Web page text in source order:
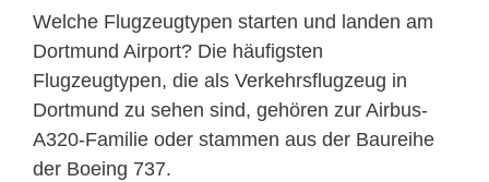
Welche Flugzeugtypen starten und landen am
Dortmund Airport? Die häufigsten
Flugzeugtypen, die als Verkehrsflugzeug in
Dortmund zu sehen sind, gehören zur Airbus-
A320-Familie oder stammen aus der Baureihe
der Boeing 737.